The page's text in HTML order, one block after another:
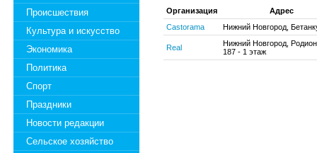
Происшествия
Культура и искусство
Экономика
Политика
Спорт
Праздники
Новости редакции
Сельское хозяйство
Организация
Адрес
Castorama
Нижний Новгород,
Real
Нижний Новгород,
187 - 1 этаж